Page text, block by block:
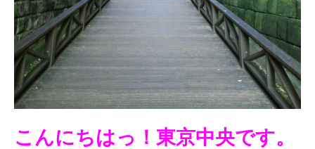
こんにちはっ！東京中央です。